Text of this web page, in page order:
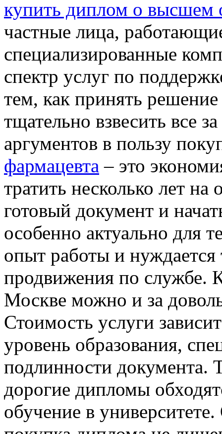
купить диплом о высшем
частные лица,
специализированные
спектр услуг по
тем, как принять
тщательно взвесить все
аргументов в пользу
фармацевта – это
тратить несколько лет
готовый документ и
особенно актуально для
опыт работы и нуждается
продвижения по службе.
Москве можно и за
Стоимость услуги
уровень образования,
подлинности документа.
дорогие дипломы
обучение в